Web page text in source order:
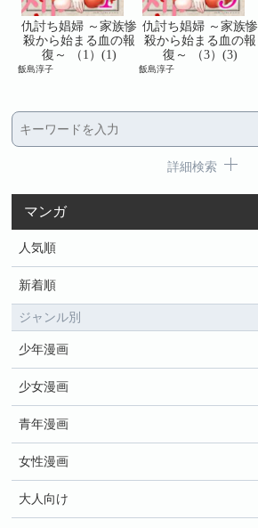
仇討ち娼婦 ～家族惨
殺から始まる血の報
復～ （1）(1)
飯島淳子
仇討ち娼婦 ～家族惨
殺から始まる血の報
復～ （3）(3)
飯島淳子
詳細検索
マンガ
人気順
新着順
ジャンル別
少年漫画
少女漫画
青年漫画
女性漫画
大人向け